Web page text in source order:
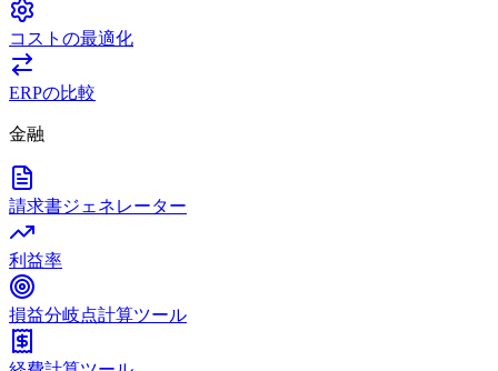
コストの最適化
ERPの比較
金融
請求書ジェネレーター
利益率
損益分岐点計算ツール